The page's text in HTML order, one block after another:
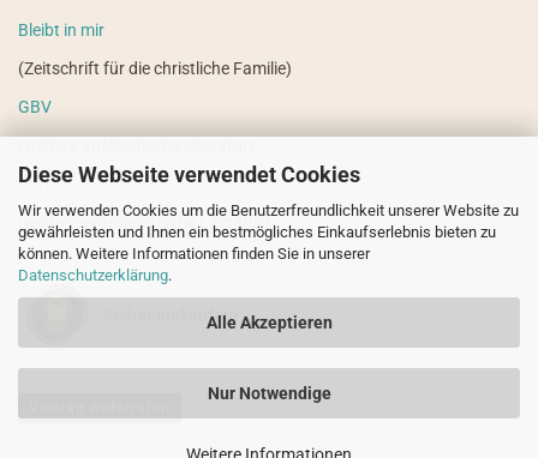
Diese Webseite verwendet Cookies
Wir verwenden Cookies um die Benutzerfreundlichkeit unserer Website zu
gewährleisten und Ihnen ein bestmögliches Einkaufserlebnis bieten zu
können. Weitere Informationen finden Sie in unserer
Datenschutzerklärung.
Alle Akzeptieren
Nur Notwendige
Bleibt in mir
(Zeitschrift für die christliche Familie)
GBV
VdHS
(weitere evangelistische Literatur)
Sicher einkaufen!